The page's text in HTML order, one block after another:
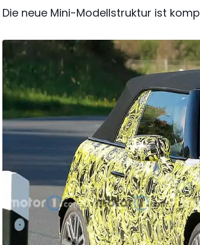
Die neue Mini-Modellstruktur ist